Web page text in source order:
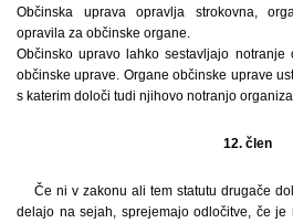
Občinska uprava opravlja strokovna,
opravila za občinske organe.
Občinsko upravo lahko sestavljajo notranje
občinske uprave. Organe občinske uprave
s katerim določi tudi njihovo notranjo
12. člen
Če ni v zakonu ali tem statutu drugače
delajo na sejah, sprejemajo odločitve, če